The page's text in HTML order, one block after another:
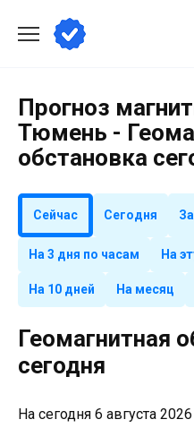
содержанию
Прогноз
Тюмень -
обстановка
Сейчас Сегодня
На 3 дня по часам На
На 10 дней На месяц
Геомагнитная
сегодня
На сегодня 6 августа